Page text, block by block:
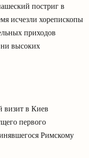
постриг в
исчезли хорепископы
приходов
высоких
визит в Киев
первого
Римскому